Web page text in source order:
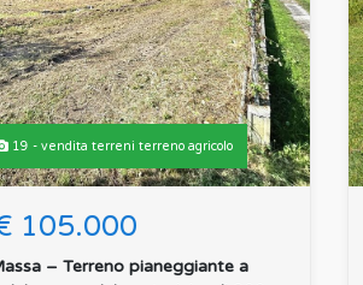
19 - vendita terreni terreno agricolo
105.000
– Terreno pianeggiante a